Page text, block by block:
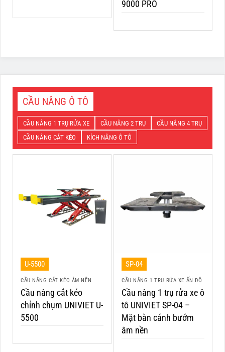
9000 PRO
CẦU NÂNG Ô TÔ
CẦU NÂNG 1 TRỤ RỬA XE CẦU NÂNG 2 TRỤ
CẦU NÂNG 4 TRỤ
CẦU NÂNG CẮT KÉO
KÍCH NÂNG Ô TÔ
U-5500
CẦU NÂNG CẮT KÉO ÂM NỀN
Cầu nâng cắt kéo
chỉnh chụm UNIVIET U-
5500
SP-04
CẦU NÂNG 1 TRỤ RỬA XE ẤN ĐỘ
Cầu nâng 1 trụ rửa xe ô
tô UNIVIET SP-04 –
Mặt bàn cánh bướm
âm nền